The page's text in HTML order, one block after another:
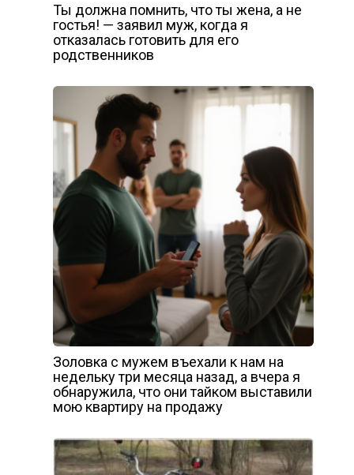
Ты должна помнить, что ты жена, а не
гостья! — заявил муж, когда я
отказалась готовить для его
родственников
Золовка с мужем въехали к нам на
недельку три месяца назад, а вчера я
обнаружила, что они тайком выставили
мою квартиру на продажу